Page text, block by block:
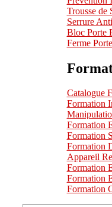
Trousse de
Serrure
Bloc Porte
Ferme
Catalogue
Formation
Formation
Formation
Formation
Appareil
Formation
Formation
Formation